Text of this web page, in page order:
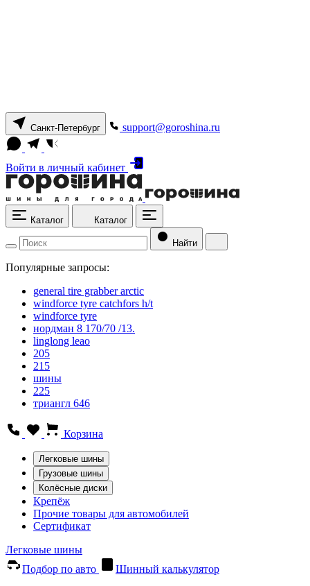
Санкт-Петербург support@goroshina.ru
Войти в личный кабинет
Каталог Каталог
Найти
Популярные запросы:
general tire grabber arctic
windforce tyre catchfors h/t
windforce tyre
нордман 8 170/70 /13.
linglong leao
205
215
шины
225
триангл 646
Корзина
Легковые шины
Грузовые шины
Колёсные диски
Крепёж
Прочие товары для автомобилей
Сертификат
Легковые шины
Подбор по авто
Шинный калькулятор